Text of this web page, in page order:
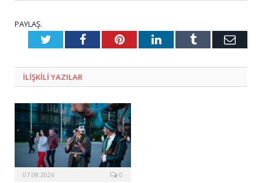
PAYLAŞ.
TwitterFacebookPinterestLinkedInTumblr E-
ILIŞKILI YAZILAR
07.08.2026 0